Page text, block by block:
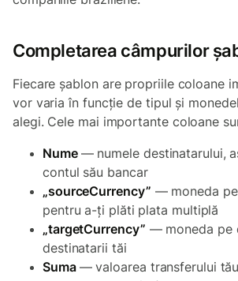
Completarea câmpurilor
Fiecare șablon are propriile coloane
vor varia în funcție de tipul și
alegi. Cele mai importante coloane
Nume — numele destinatarului,
contul său bancar
„sourceCurrency” — moneda
pentru a-ți plăti plata multiplă
„targetCurrency” — moneda pe
destinatarii tăi
Suma — valoarea transferului